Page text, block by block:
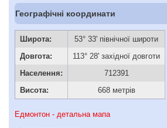
Географічні координати
Широта:
53° 33' північної широти
Довгота:
113° 28' західної довготи
Населення:
712391
Висота:
668 метрів
Едмонтон - детальна мапа